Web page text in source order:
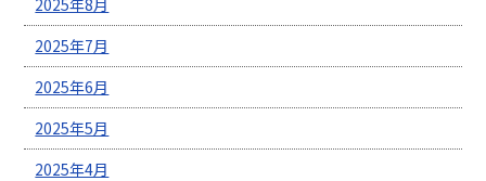
2025年7月
2025年6月
2025年5月
2025年4月